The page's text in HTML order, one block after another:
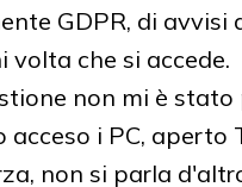
GDPR, di
volta che si accede.
non mi è
acceso i PC,
non si parla